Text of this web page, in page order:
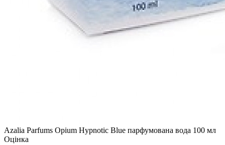
Azalia Parfums Opium Hypnotic Blue парфумована вода 100 мл
Оцінка